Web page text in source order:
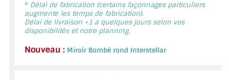
MIROIR ENCADRÉ
* Délai de fabrication (certains façonnages particuliers
augmente les temps de fabrication).
Délai de livraison +1 a quelques jours selon vos
disponibilités et notre planning.
Nouveau : Miroir Bombé rond Interstellar